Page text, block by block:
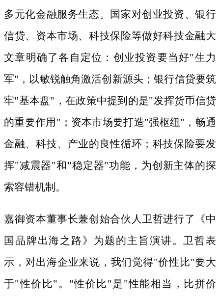
多元化金融服务生态。国家对创业投资、银行
信贷、资本市场、科技保险等做好科技金融大
文章明确了各自定位：创业投资要当好"生力
军"，以敏锐触角激活创新源头；银行信贷要筑
牢"基本盘"，在政策中提到的是"发挥货币信贷
的重要作用"；资本市场要打造"强枢纽"，畅通
金融、科技、产业的良性循环；科技保险要发
挥"减震器"和"稳定器"功能，为创新主体的探
索容错机制。
嘉御资本董事长兼创始合伙人卫哲进行了《中
国品牌出海之路》为题的主旨演讲。卫哲表
示，对出海企业来说，我们觉得"价性比"要大
于"性价比"。"性价比"是"性能相当，比拼价